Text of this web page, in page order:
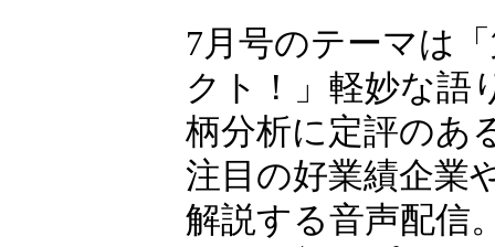
日発売）
7月号のテーマは
業革命エフェクト
な語り口とわかり
柄分析に定評のあ